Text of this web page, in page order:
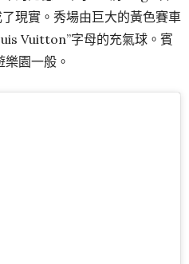
現實。 秀場由巨大的黃色賽車
Vuitton”字母的充氣球。 賓
園一般。